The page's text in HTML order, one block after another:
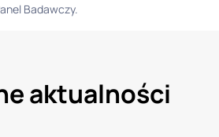
Badawczy.
aktualności